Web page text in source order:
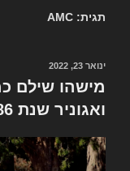
תגית: AMC
פורסם
ינואר 23, 2022
מישהו שילם
ואגוניר שנת 86